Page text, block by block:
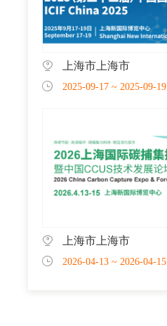
上海市上海市
2025-09-17 ~ 2025-09-19
上海市上海市
2026-04-13 ~ 2026-04-15